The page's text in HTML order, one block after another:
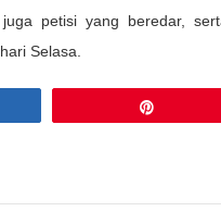
petisi yang beredar,
Selasa.